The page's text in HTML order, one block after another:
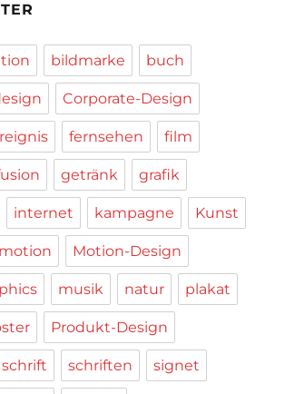
bildmarke buch
Corporate-Design
fernsehen film
getränk grafik
internet kampagne Kunst
motion Motion-Design
musik natur plakat
Produkt-Design
schrift schriften signet